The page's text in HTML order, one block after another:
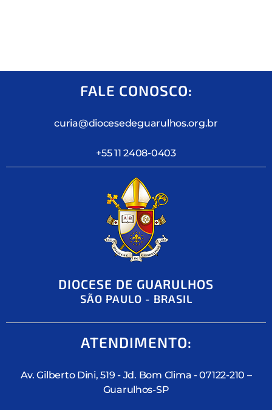
FALE CONOSCO:
curia@diocesedeguarulhos.org.br
+55 11 2408-0403
DIOCESE DE GUARULHOS
SÃO PAULO - BRASIL
ATENDIMENTO:
Av. Gilberto Dini, 519 - Jd. Bom Clima - 07122-210 –
Guarulhos-SP